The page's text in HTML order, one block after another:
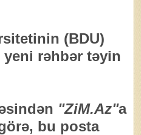
(BDU)
yeni rəhbər təyin
"ZiM.Az"a
bu posta